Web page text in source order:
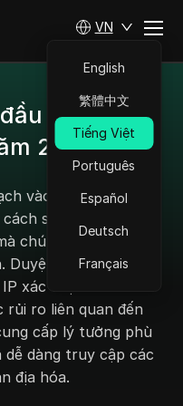
VN
English
繁體中文
Tiếng Việt
Português
Español
Deutsch
Français
của Đan
2025
vào nội dung địa
sử dụng các dịch
chúng tôi giới thiệu
web với sự tự
xác thực của Đan
ro liên quan đến
cấp lý tưởng phù
dàng truy cập các
địa hóa.